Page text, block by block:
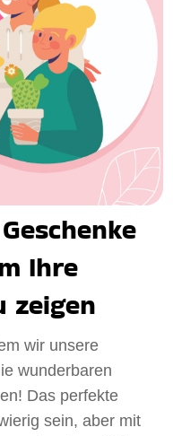
Ihre
zeigen
wir unsere
wunderbaren
Das perfekte
sein, aber mit